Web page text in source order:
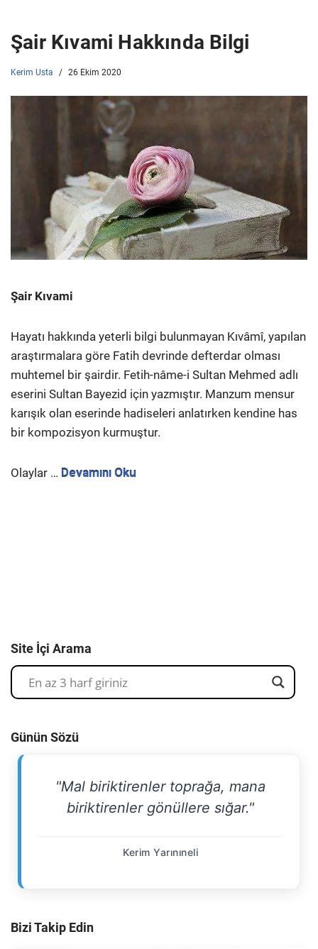
Şair Kıvami Hakkında Bilgi
Kerim Usta 26 Ekim 2020
Şair Kıvami
Hayatı hakkında yeterli bilgi bulunmayan Kıvâmî, yapılan
araştırmalara göre Fatih devrinde defterdar olması
muhtemel bir şairdir. Fetih-nâme-i Sultan Mehmed adlı
eserini Sultan Bayezid için yazmıştır. Manzum mensur
karışık olan eserinde hadiseleri anlatırken kendine has
bir kompozisyon kurmuştur.
Olaylar … Devamını Oku
Site İçi Arama
Günün Sözü
"Mal biriktirenler toprağa, mana
biriktirenler gönüllere sığar."
Kerim Yarınıneli
Bizi Takip Edin